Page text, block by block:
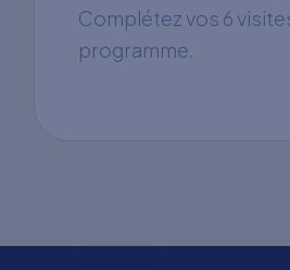
Complétez vos 6
programme.